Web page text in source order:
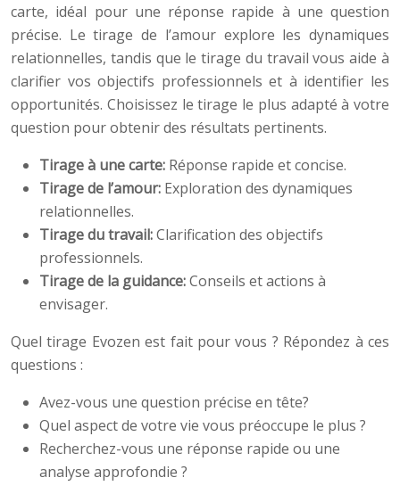
carte, idéal pour une réponse rapide à une question
précise. Le tirage de l’amour explore les dynamiques
relationnelles, tandis que le tirage du travail vous aide à
clarifier vos objectifs professionnels et à identifier les
opportunités. Choisissez le tirage le plus adapté à votre
question pour obtenir des résultats pertinents.
Tirage à une carte: Réponse rapide et concise.
Tirage de l’amour: Exploration des dynamiques
relationnelles.
Tirage du travail:Clarification des objectifs
professionnels.
Tirage de la guidance:Conseils et actions à
envisager.
Quel tirage Evozen est fait pour vous ? Répondez à ces
questions :
Avez-vous une question précise en tête?
Quel aspect de votre vie vous préoccupe le plus ?
Recherchez-vous une réponse rapide ou une
analyse approfondie ?